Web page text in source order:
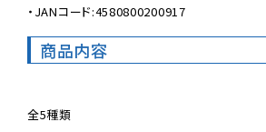
・JANコード:4580800200917
商品内容
全5種類